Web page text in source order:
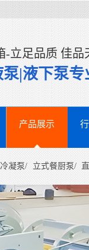
-立足品质 佳品
|液下泵
产品展示
凝泵/ 立式餐厨泵/